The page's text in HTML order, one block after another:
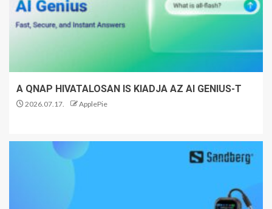
A QNAP HIVATALOSAN IS KIADJA AZ AI GENIUS-T
2026.07.17. ApplePie